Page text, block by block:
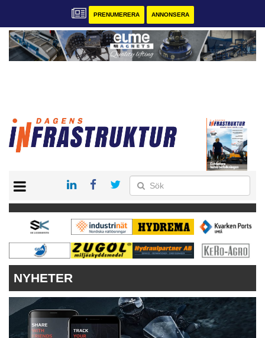
PRENUMERERA ANNONSERA
KONTAKT
VÅRA ANDRA MAGASIN
PRENUMERERA
ANNONSERA
NYHETER